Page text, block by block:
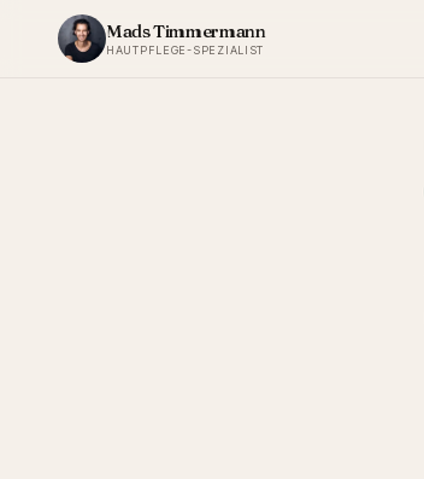
Zum Inhalt springen
Mads Timmermann
HAUTPFLEGE-SPEZIALIST